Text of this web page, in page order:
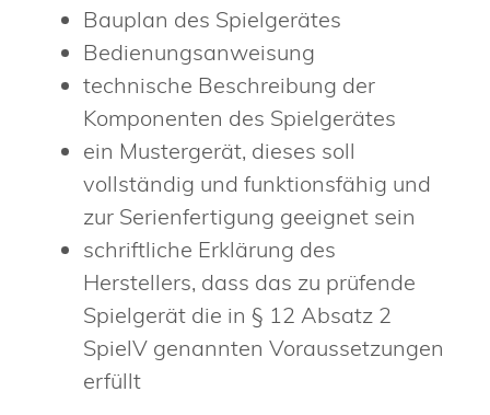
Bauplan des Spielgerätes
Bedienungsanweisung
technische Beschreibung der
Komponenten des Spielgerätes
ein Mustergerät, dieses soll
vollständig und funktionsfähig und
zur Serienfertigung geeignet sein
schriftliche Erklärung des
Herstellers, dass das zu prüfende
Spielgerät die in § 12 Absatz 2
SpielV genannten Voraussetzungen
erfüllt